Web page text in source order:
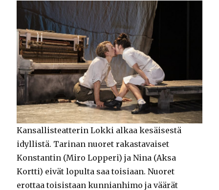
Kansallisteatterin Lokki alkaa kesäisestä
idyllistä. Tarinan nuoret rakastavaiset
Konstantin (Miro Lopperi) ja Nina (Aksa
Kortti) eivät lopulta saa toisiaan. Nuoret
erottaa toisistaan kunnianhimo ja väärät